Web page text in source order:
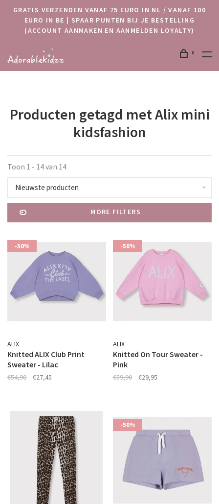
GRATIS VERZENDEN VANAF 75 EURO IN NL / VANAF 100
EURO IN BE | SPAAR PUNTEN BIJ JE BESTELLING
(ACCOUNT AANMAKEN EN AANMELDEN LOYALTY)
0
Producten getagd met Alix mini
kidsfashion
Toon 1 - 14 van 14
Nieuwste producten
MORE FILTERS
-50%
ALIX
Knitted ALIX Club Print
Sweater - Lilac
€54,90 €27,45
-50%
ALIX
Knitted On Tour Sweater -
Pink
€59,90 €29,95
-50%